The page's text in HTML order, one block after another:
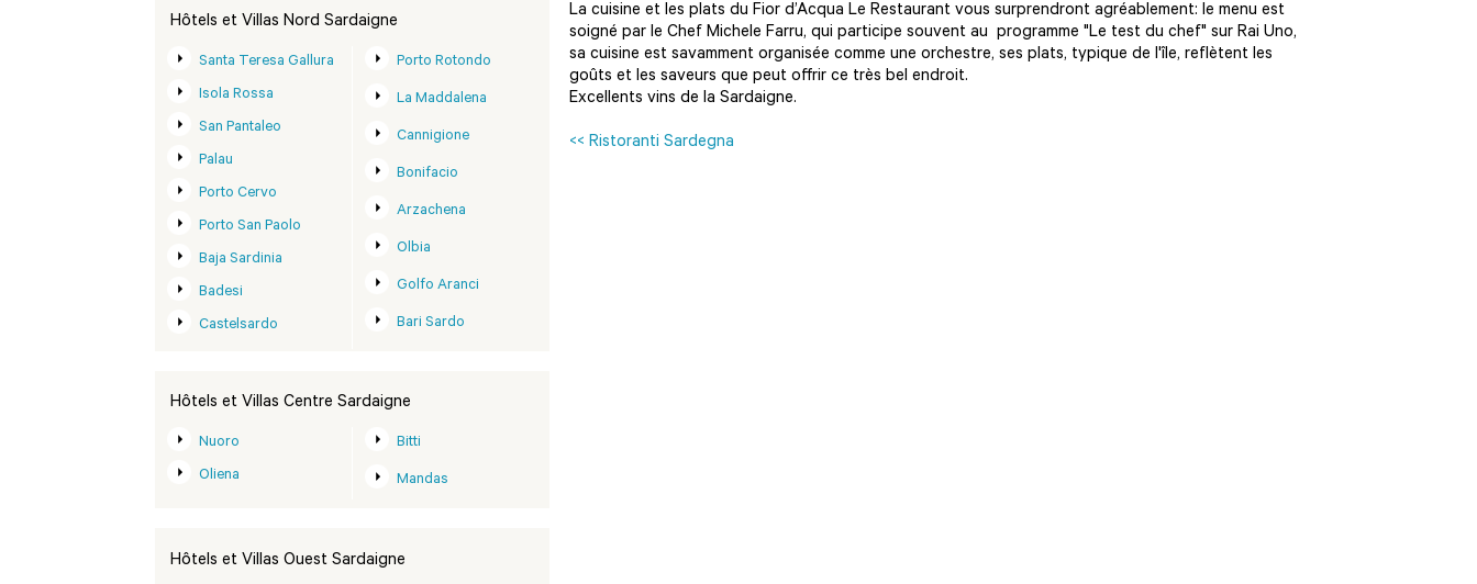
Hôtels et Villas Nord Sardaigne
Santa Teresa Gallura
Isola Rossa
San Pantaleo
Palau
Porto Cervo
Porto San Paolo
Baja Sardinia
Badesi
Castelsardo
Porto Rotondo
La Maddalena
Cannigione
Bonifacio
Arzachena
Olbia
Golfo Aranci
Bari Sardo
Hôtels et Villas Centre Sardaigne
Nuoro
Oliena
Bitti
Mandas
Hôtels et Villas Ouest Sardaigne
La cuisine et les plats du Fior d’Acqua Le Restaurant vous surprendront agréablement: le menu est
soigné par le Chef Michele Farru, qui participe souvent au programme "Le test du chef" sur Rai Uno,
sa cuisine est savamment organisée comme une orchestre, ses plats, typique de l'île, reflètent les
goûts et les saveurs que peut offrir ce très bel endroit.
Excellents vins de la Sardaigne.
<< Ristoranti Sardegna